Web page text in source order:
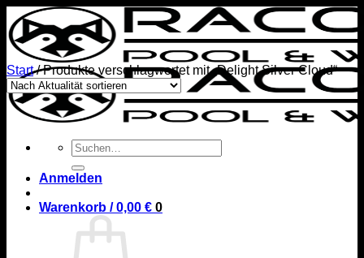
Zum
Inhalt
springen
Suchen
nach:
Anmelden
Warenkorb /0,00 € 0
Start /Produkte verschlagwortet mit „Delight Silver Cloud“